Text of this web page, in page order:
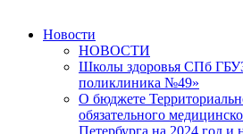
Новости
НОВОСТИ
Школы здоровья СПб
поликлиника №49»
О бюджете
обязательного
Петербурга на 2024 год